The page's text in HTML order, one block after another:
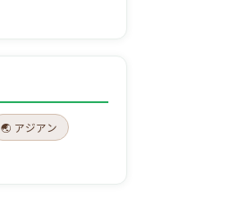
🌏 アジアン